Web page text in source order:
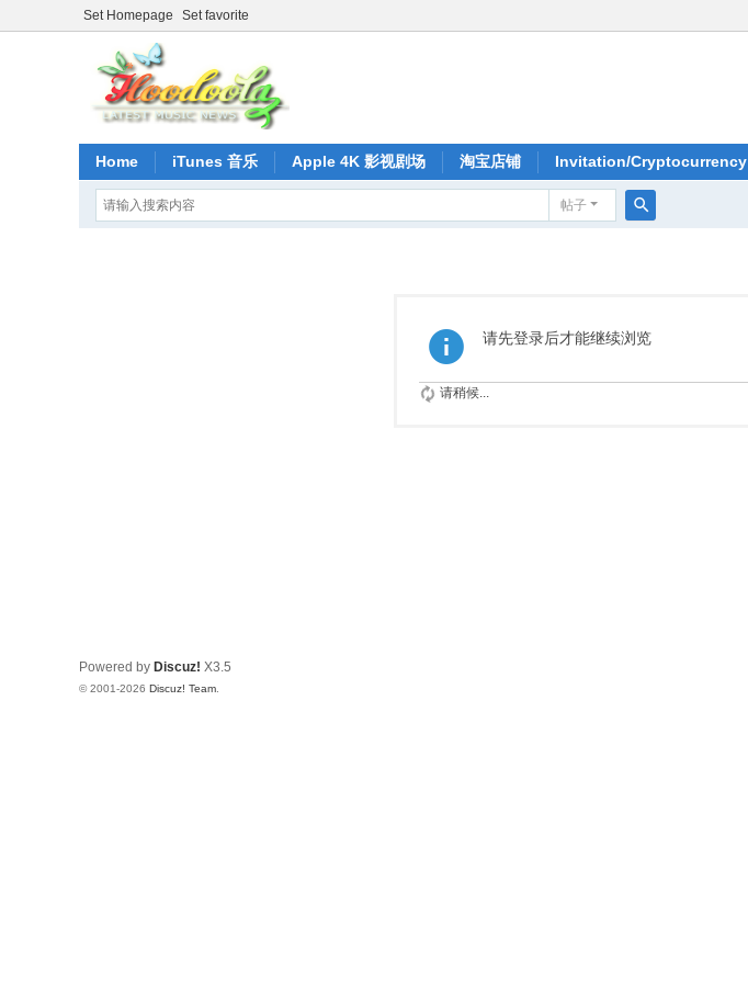
Set Homepage Set favorite
Home iTunes 音乐 Apple 4K 影视剧场 淘宝店铺 Invitation/Cryptocurrency
帖子
请先登录后才能继续浏览
请稍候...
Powered by Discuz! X3.5
© 2001-2026 Discuz! Team